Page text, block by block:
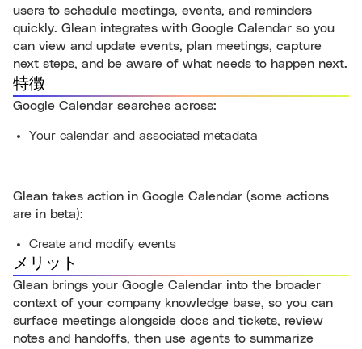
users to schedule meetings, events, and reminders
quickly. Glean integrates with Google Calendar so you
can view and update events, plan meetings, capture
next steps, and be aware of what needs to happen next.
特徴
Google Calendar searches across:
Your calendar and associated metadata
Glean takes action in Google Calendar (some actions
are in beta):
Create and modify events
メリット
Glean brings your Google Calendar into the broader
context of your company knowledge base, so you can
surface meetings alongside docs and tickets, review
notes and handoffs, then use agents to summarize